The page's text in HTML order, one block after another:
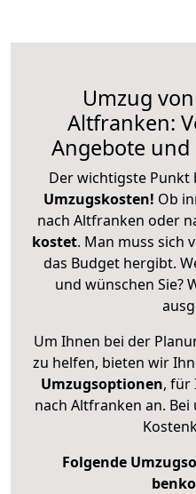
Umzug
Altfranken:
Angebote und
Der wichtigste Punkt
Umzugskosten! Ob
nach Altfranken oder
kostet. Man muss sich
das Budget hergibt.
und wünschen Sie?
Um Ihnen bei der
zu helfen, bieten wir
Umzugsoptionen, für
nach Altfranken an.
Folgende